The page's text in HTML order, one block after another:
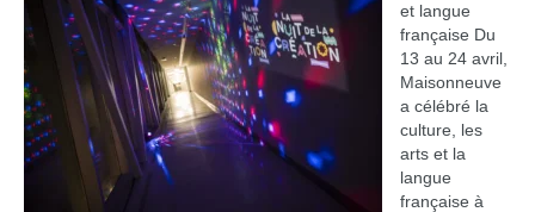
et langue
française Du
13 au 24 avril,
Maisonneuve
a célébré la
culture, les
arts et la
langue
française à